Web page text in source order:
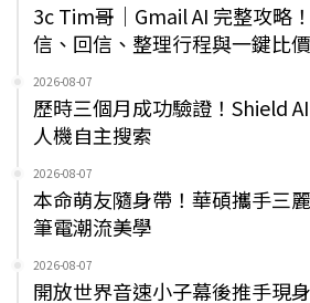
3c Tim哥｜Gmail AI 完整攻略
信、回信、整理行程與一鍵比價
2026-08-07
歷時三個月成功驗證！Shield
人機自主搜索
2026-08-07
本命萌友隨身帶！華碩攜手三
筆電潮流美學
2026-08-07
開放世界音速小子幕後推手現